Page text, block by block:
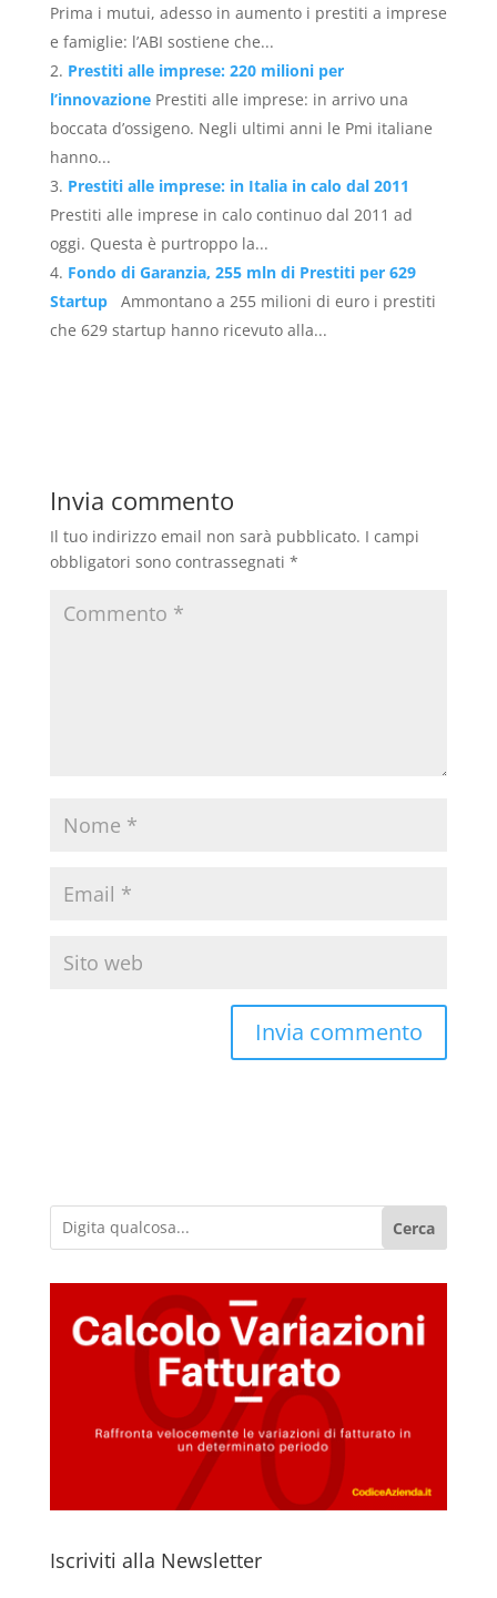
Prima i mutui, adesso in aumento i prestiti a imprese
e famiglie: l’ABI sostiene che...
Prestiti alle imprese: 220 milioni per
l’innovazione Prestiti alle imprese: in arrivo una
boccata d’ossigeno. Negli ultimi anni le Pmi italiane
hanno...
Prestiti alle imprese: in Italia in calo dal 2011
Prestiti alle imprese in calo continuo dal 2011 ad
oggi. Questa è purtroppo la...
Fondo di Garanzia, 255 mln di Prestiti per 629
Startup
Ammontano a 255 milioni di euro i prestiti
che 629 startup hanno ricevuto alla...
Invia commento
Il tuo indirizzo email non sarà pubblicato. I campi
obbligatori sono contrassegnati *
Cerca
Iscriviti alla Newsletter